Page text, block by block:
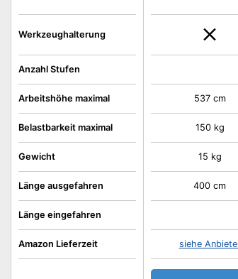
Werkzeughalterung
Anzahl Stufen
Arbeitshöhe maximal
Belastbarkeit maximal
Gewicht
Länge ausgefahren
Länge eingefahren
Amazon Lieferzeit
537 cm
150 kg
15 kg
400 cm
siehe